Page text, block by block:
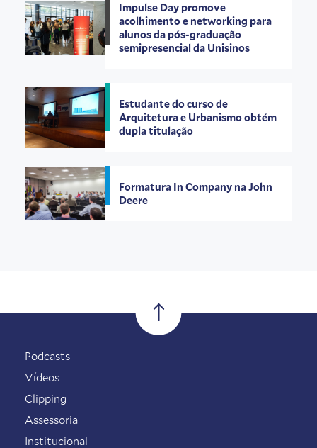
Impulse Day promove
acolhimento e networking para
alunos da pós-graduação
semipresencial da Unisinos
Estudante do curso de
Arquitetura e Urbanismo obtém
dupla titulação
Formatura In Company na John
Deere
Podcasts
Vídeos
Clipping
Assessoria
Institucional